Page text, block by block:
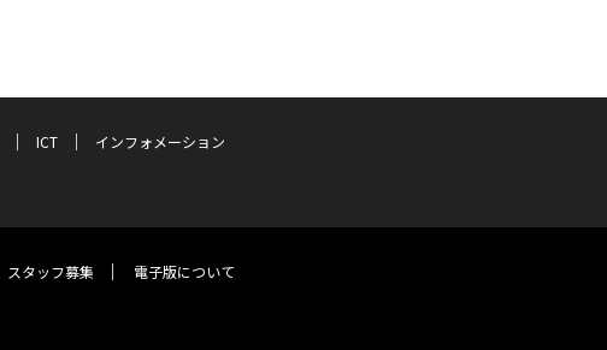
ICT
インフォメーション
スタッフ募集 電子版について